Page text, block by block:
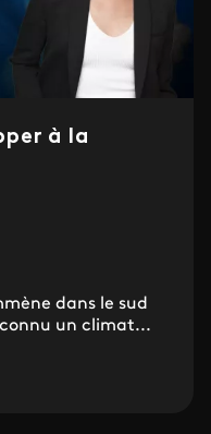
à la
dans le sud
un climat...